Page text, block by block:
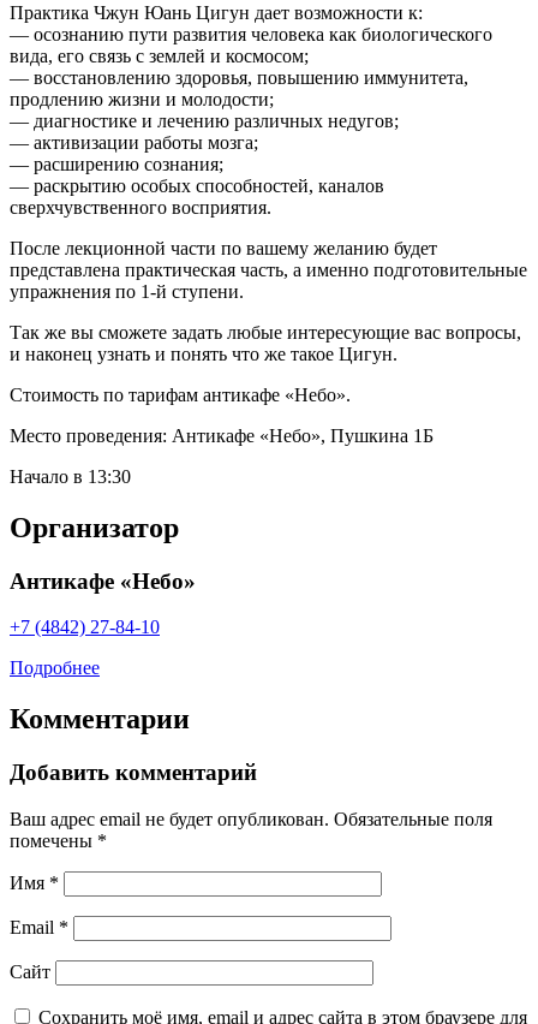
Практика Чжун Юань Цигун дает возможности к:
— осознанию пути развития человека как биологического
вида, его связь с землей и космосом;
— восстановлению здоровья, повышению иммунитета,
продлению жизни и молодости;
— диагностике и лечению различных недугов;
— активизации работы мозга;
— расширению сознания;
— раскрытию особых способностей, каналов
сверхчувственного восприятия.
После лекционной части по вашему желанию будет
представлена практическая часть, а именно подготовительные
упражнения по 1-й ступени.
Так же вы сможете задать любые интересующие вас вопросы,
и наконец узнать и понять что же такое Цигун.
Стоимость по тарифам антикафе «Небо».
Место проведения: Антикафе «Небо», Пушкина 1Б
Начало в 13:30
Организатор
Антикафе «Небо»
+7 (4842) 27-84-10
Подробнее
Комментарии
Добавить комментарий
Ваш адрес email не будет опубликован. Обязательные поля
помечены *
Имя *
Email *
Сайт
Сохранить моё имя, email и адрес сайта в этом браузере для